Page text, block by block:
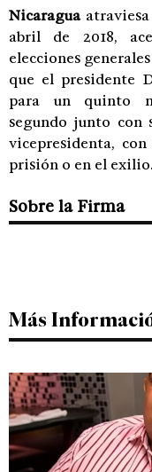
Nicaraguaatraviesa
abril de 2018,
elecciones
que el presidente
para un quinto
segundo junto con
vicepresidenta,
prisión o en el exilio.
Sobre la Firma
Más